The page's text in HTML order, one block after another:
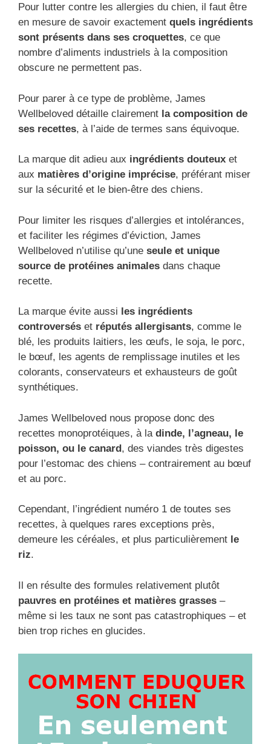
Pour lutter contre les allergies du chien, il faut être
en mesure de savoir exactement quels ingrédients
sont présents dans ses croquettes, ce que
nombre d’aliments industriels à la composition
obscure ne permettent pas.
Pour parer à ce type de problème, James
Wellbeloved détaille clairement la composition de
ses recettes, à l’aide de termes sans équivoque.
La marque dit adieu aux ingrédients douteux et
aux matières d’origine imprécise, préférant miser
sur la sécurité et le bien-être des chiens.
Pour limiter les risques d’allergies et intolérances,
et faciliter les régimes d’éviction, James
Wellbeloved n’utilise qu’une seule et unique
source de protéines animales dans chaque
recette.
La marque évite aussi les ingrédients
controversés et réputés allergisants, comme le
blé, les produits laitiers, les œufs, le soja, le porc,
le bœuf, les agents de remplissage inutiles et les
colorants, conservateurs et exhausteurs de goût
synthétiques.
James Wellbeloved nous propose donc des
recettes monoprotéiques, à la dinde, l’agneau, le
poisson, ou le canard, des viandes très digestes
pour l’estomac des chiens – contrairement au bœuf
et au porc.
Cependant, l’ingrédient numéro 1 de toutes ses
recettes, à quelques rares exceptions près,
demeure les céréales, et plus particulièrement le
riz.
Il en résulte des formules relativement plutôt
pauvres en protéines et matières grasses –
même si les taux ne sont pas catastrophiques – et
bien trop riches en glucides.